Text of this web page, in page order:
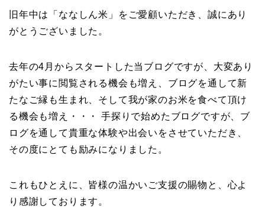
旧年中は「ななしん米」をご愛顧いただき、誠にあり
がとうございました。
去年の4月からスタートした当ブログですが、大変あり
がたい事に閲覧される機会も増え、ブログを通して新
たなご縁も生まれ、そして我が家のお米を食べて頂け
る機会も増え・・・ 手探りで始めたブログですが、ブ
ログを通して貴重な体験や出会いをさせていただき、
その度にとても励みになりました。
これもひとえに、皆様の温かいご支援の賜物と、心よ
り感謝しております。